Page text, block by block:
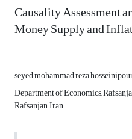
Causality Assessment
Money Supply and
seyed mohammad reza
Department of Economics,
Rafsanjan, Iran